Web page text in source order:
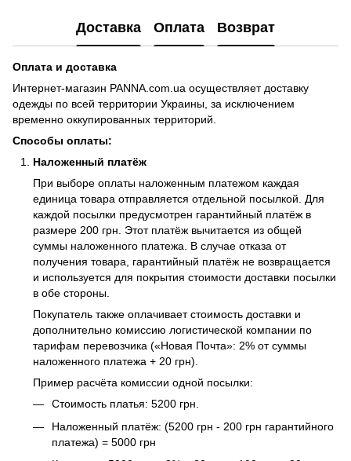
Доставка Оплата Возврат
Оплата и доставка
Интернет-магазин PANNA.com.ua осуществляет доставку
одежды по всей территории Украины, за исключением
временно оккупированных территорий.
Способы оплаты:
Наложенный платёж
При выборе оплаты наложенным платежом каждая
единица товара отправляется отдельной посылкой. Для
каждой посылки предусмотрен гарантийный платёж в
размере 200 грн. Этот платёж вычитается из общей
суммы наложенного платежа. В случае отказа от
получения товара, гарантийный платёж не возвращается
и используется для покрытия стоимости доставки посылки
в обе стороны.
Покупатель также оплачивает стоимость доставки и
дополнительно комиссию логистической компании по
тарифам перевозчика («Новая Почта»: 2% от суммы
наложенного платежа + 20 грн).
Пример расчёта комиссии одной посылки:
Стоимость платья: 5200 грн.
Наложенный платёж: (5200 грн - 200 грн гарантийного
платежа) = 5000 грн